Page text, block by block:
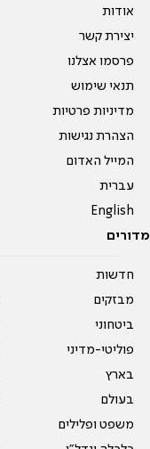
אודות
יצירת קשר
פרסמו אצלנו
תנאי שימוש
מדיניות פרטיות
הצהרת נגישות
המייל האדום
עברית
English
מדורים
חדשות
מבזקים
ביטחוני
פוליטי-מדיני
בארץ
בעולם
משפט ופלילים